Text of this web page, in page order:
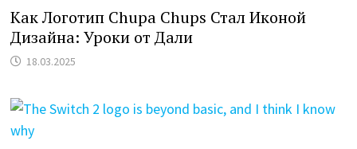
Как Логотип Chupa Chups Стал Иконой
Дизайна: Уроки от Дали
18.03.2025